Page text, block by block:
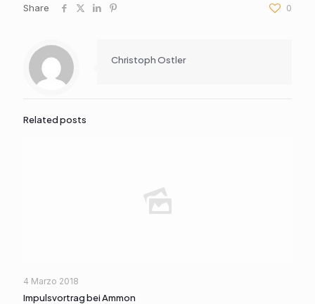
Share 0
Christoph Ostler
Related posts
4 Marzo 2018
Impulsvortrag bei Ammon